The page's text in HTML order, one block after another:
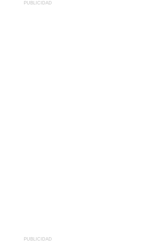
PUBLICIDAD
PUBLICIDAD